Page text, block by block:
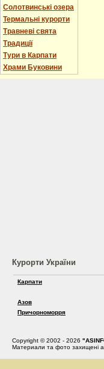
Солотвинські озера
Термальні курорти
Травневі свята
Традиції
Тури в Карпати
Храми Буковини
Курорти України
Карпати
Азов
Причорноморря
Copyright © 2002 - 2026
Материали та фото захищені